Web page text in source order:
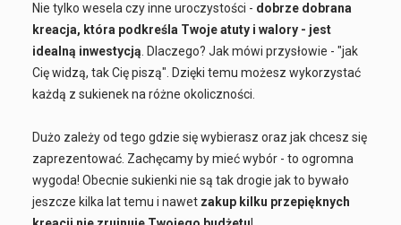
Nie tylko wesela czy inne uroczystości - dobrze dobrana
kreacja, która podkreśla Twoje atuty i walory - jest
idealną inwestycją . Dlaczego? Jak mówi przysłowie - "jak
Cię widzą, tak Cię piszą". Dzięki temu możesz wykorzystać
każdą z sukienek na różne okoliczności.
Dużo zależy od tego gdzie się wybierasz oraz jak chcesz się
zaprezentować. Zachęcamy by mieć wybór - to ogromna
wygoda! Obecnie sukienki nie są tak drogie jak to bywało
jeszcze kilka lat temu i nawet zakup kilku przepięknych